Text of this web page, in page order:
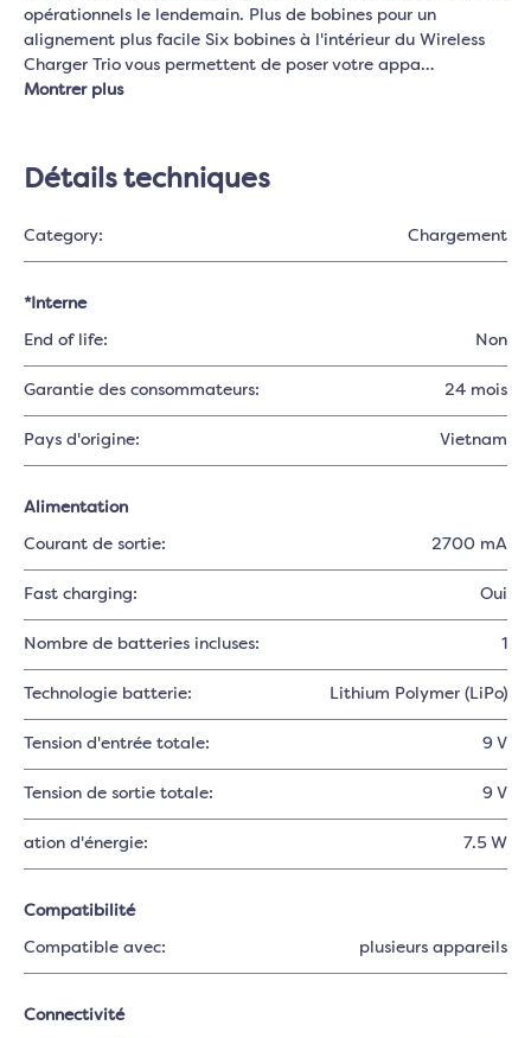
opérationnels le lendemain. Plus de bobines pour un
alignement plus facile Six bobines à l'intérieur du Wireless
Charger Trio vous permettent de poser votre appa…
Montrer plus
Détails techniques
Category: Chargement
*Interne
End of life: Non
Garantie des consommateurs: 24 mois
Pays d'origine: Vietnam
Alimentation
Courant de sortie: 2700 mA
Fast charging: Oui
Nombre de batteries incluses: 1
Technologie batterie: Lithium Polymer (LiPo)
Tension d'entrée totale: 9 V
Tension de sortie totale: 9 V
ation d'énergie: 7.5 W
Compatibilité
Compatible avec: plusieurs appareils
Connectivité